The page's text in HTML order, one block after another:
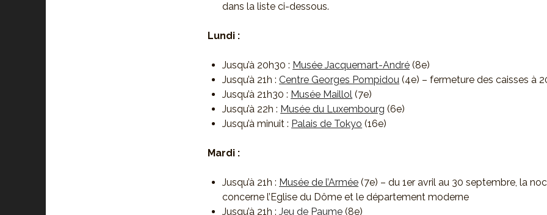
dans la liste ci-dessous.
Lundi :
Jusqu’à 20h30 : Musée Jacquemart-André (8e)
Jusqu’à 21h :Centre Georges Pompidou (4e) – fermeture des caisses à
Jusqu’à 21h30 : Musée Maillol (7e)
Jusqu’à 22h : Musée du Luxembourg (6e)
Jusqu’à minuit : Palais de Tokyo (16e)
Mardi :
Jusqu’à 21h : Musée de l’Armée (7e) – du 1er avril au 30 septembre, la
concerne l’Eglise du Dôme et le département moderne
Jusqu’à 21h :Jeu de Paume (8e)